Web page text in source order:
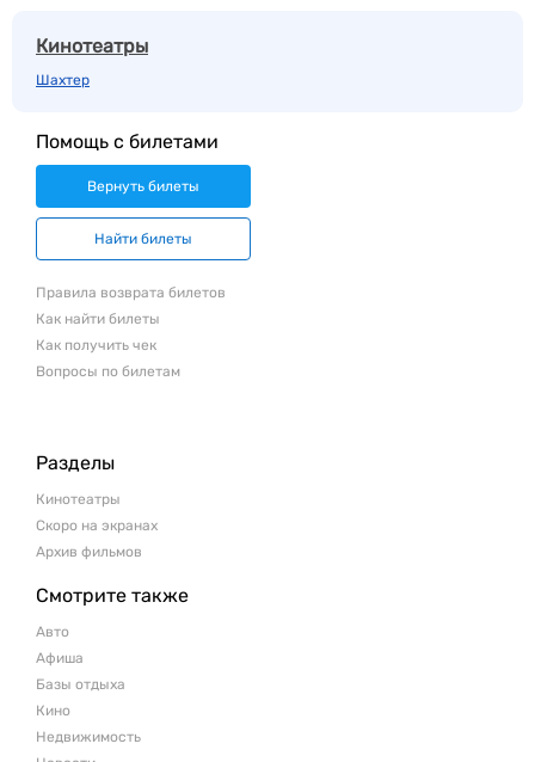
Кинотеатры
Шахтер
Помощь с билетами
Вернуть билеты
Найти билеты
Правила возврата билетов
Как найти билеты
Как получить чек
Вопросы по билетам
Разделы
Кинотеатры
Скоро на экранах
Архив фильмов
Смотрите также
Авто
Афиша
Базы отдыха
Кино
Недвижимость